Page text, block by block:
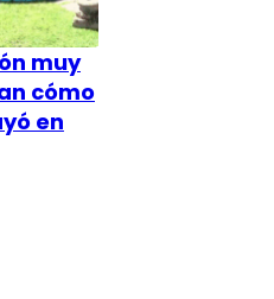
muy
cómo
en